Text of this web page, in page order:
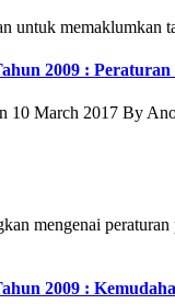
untuk memaklumkan
2009 :
10 March 2017 By
mengenai
2009 :